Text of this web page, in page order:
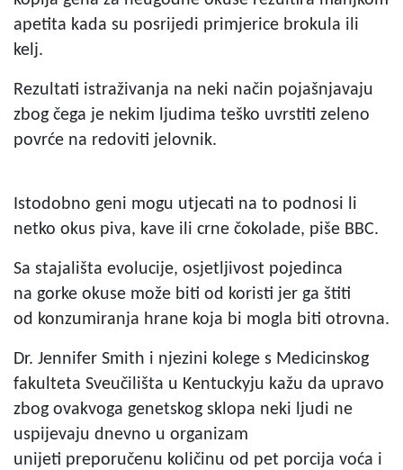
apetita kada su posrijedi primjerice brokula ili
kelj.
Rezultati istraživanja na neki način pojašnjavaju
zbog čega je nekim ljudima teško uvrstiti zeleno
povrće na redoviti jelovnik.
Istodobno geni mogu utjecati na to podnosi li
netko okus piva, kave ili crne čokolade, piše BBC.
Sa stajališta evolucije, osjetljivost pojedinca
na gorke okuse može biti od koristi jer ga štiti
od konzumiranja hrane koja bi mogla biti otrovna.
Dr. Jennifer Smith i njezini kolege s Medicinskog
fakulteta Sveučilišta u Kentuckyju kažu da upravo
zbog ovakvoga genetskog sklopa neki ljudi ne
uspijevaju dnevno u organizam
unijeti preporučenu količinu od pet porcija voća i